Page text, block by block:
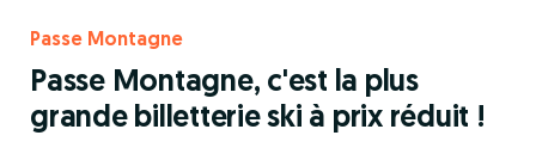
Passe Montagne
Passe Montagne, c'est la plus
grande billetterie ski à prix réduit !